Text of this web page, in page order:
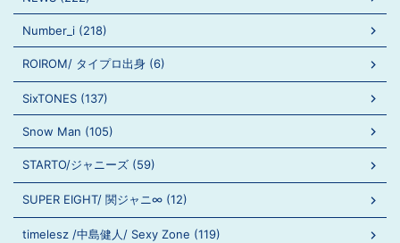
Number_i (218)
ROIROM/ タイプロ出身 (6)
SixTONES (137)
Snow Man (105)
STARTO/ジャニーズ (59)
SUPER EIGHT/ 関ジャニ∞ (12)
timelesz /中島健人/ Sexy Zone (119)